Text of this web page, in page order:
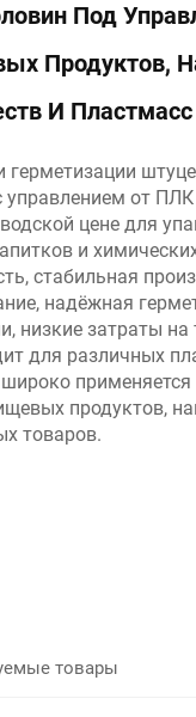
Под
Продуктов,
И Пластмасс
управлением от
цене для
и
стабильная
надёжная
низкие затраты на
для различных
применяется
продуктов,
товаров.
товары